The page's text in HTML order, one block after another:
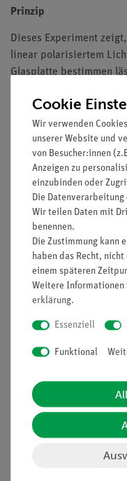
Prinzip
Dieses Experiment
linear polarisiertem
Glasplatte bestimmen
Vorteile
Multifunktionale
Grundlagen der
Farbmischung
Erweiterung mit
zusätzlichen
Aufgaben
Lasse ein
durchsichtigen
und ermittele den
Messe den
genannt wird,
Zusammenhänge
Lieferumfang
Cookie
Wir verwenden
unserer Website und
von Besucher:innen
Anzeigen zu
einzubinden oder
Die
Wir teilen Daten mit
benennen.
Die Zustimmung kann
haben das Recht,
einem späteren
Weitere Informationen
erklärung.
Essenziell
Funktional